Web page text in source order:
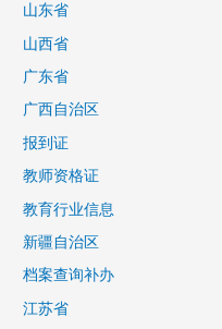
山东省
山西省
广东省
广西自治区
报到证
教师资格证
教育行业信息
新疆自治区
档案查询补办
江苏省